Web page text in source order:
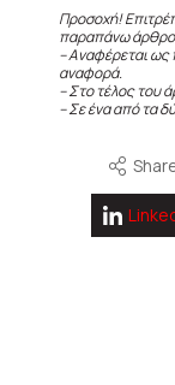
Προσοχή!
παραπάνω
– Αναφέρεται ως
αναφορά.
– Στο τέλος του
– Σε ένα από τα